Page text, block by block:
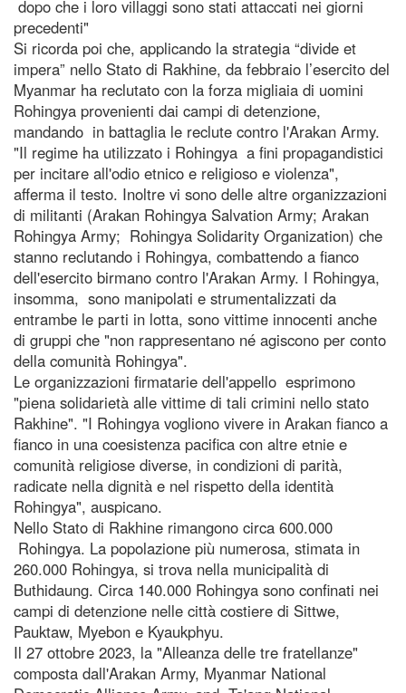
dopo che i loro villaggi sono stati attaccati nei giorni
precedenti"
Si ricorda poi che, applicando la strategia “divide et
impera” nello Stato di Rakhine, da febbraio l’esercito del
Myanmar ha reclutato con la forza migliaia di uomini
Rohingya provenienti dai campi di detenzione,
mandando in battaglia le reclute contro l'Arakan Army.
"Il regime ha utilizzato i Rohingya a fini propagandistici
per incitare all'odio etnico e religioso e violenza",
afferma il testo. Inoltre vi sono delle altre organizzazioni
di militanti (Arakan Rohingya Salvation Army; Arakan
Rohingya Army; Rohingya Solidarity Organization) che
stanno reclutando i Rohingya, combattendo a fianco
dell'esercito birmano contro l'Arakan Army. I Rohingya,
insomma, sono manipolati e strumentalizzati da
entrambe le parti in lotta, sono vittime innocenti anche
di gruppi che "non rappresentano né agiscono per conto
della comunità Rohingya".
Le organizzazioni firmatarie dell'appello esprimono
"piena solidarietà alle vittime di tali crimini nello stato
Rakhine". "I Rohingya vogliono vivere in Arakan fianco a
fianco in una coesistenza pacifica con altre etnie e
comunità religiose diverse, in condizioni di parità,
radicate nella dignità e nel rispetto della identità
Rohingya", auspicano.
Nello Stato di Rakhine rimangono circa 600.000
Rohingya. La popolazione più numerosa, stimata in
260.000 Rohingya, si trova nella municipalità di
Buthidaung. Circa 140.000 Rohingya sono confinati nei
campi di detenzione nelle città costiere di Sittwe,
Pauktaw, Myebon e Kyaukphyu.
Il 27 ottobre 2023, la "Alleanza delle tre fratellanze"
composta dall'Arakan Army, Myanmar National